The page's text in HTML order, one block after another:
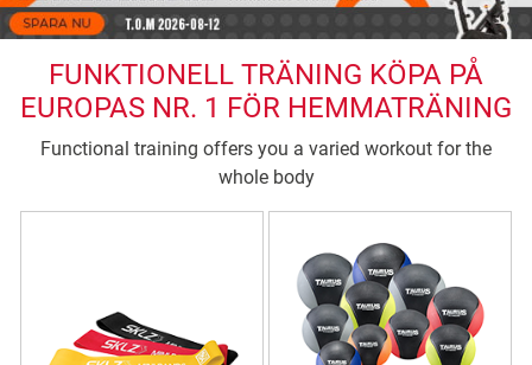
FUNKTIONELL TRÄNING KÖPA PÅ
EUROPAS NR. 1 FÖR HEMMATRÄNING
Functional training offers you a varied workout for the
whole body